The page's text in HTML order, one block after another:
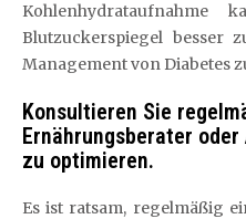
Kohlenhydrataufnahme
Blutzuckerspiegel besser
Management von Diabetes
Konsultieren Sie
Ernährungsberater
zu optimieren.
Es ist ratsam, regelmäßig